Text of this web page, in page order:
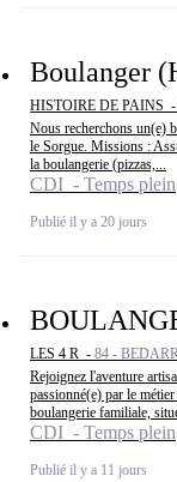
Boulanger
HISTOIRE DE PAINS -
Nous recherchons un(e)
le Sorgue. Missions :
la boulangerie (pizzas,...
CDI - Temps plein
Publié il y a 20 jours
LES 4 R - 84 -
Rejoignez l'aventure
passionné(e) par le
boulangerie familiale,
CDI - Temps plein
Publié il y a 11 jours